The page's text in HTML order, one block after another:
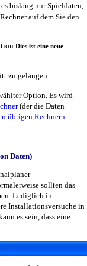
bislang nur Spieldaten,
auf dem Sie den
Dies ist eine neue
zu gelangen
Option. Es wird
(der die Daten
übrigen Rechnern
Daten)
sollten das
Lediglich in
Installationsversuche in
es sein, dass eine